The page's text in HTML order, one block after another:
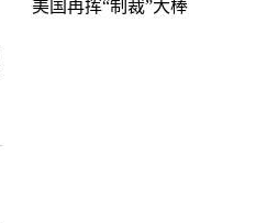
美国再挥“制裁”大棒